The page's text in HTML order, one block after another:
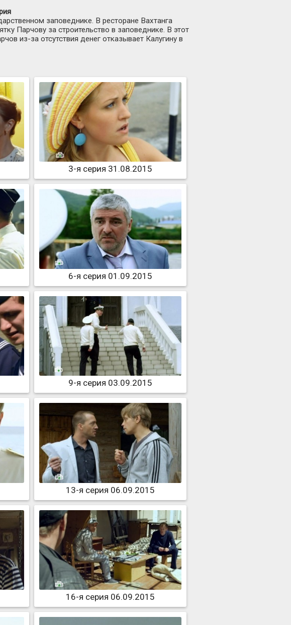
заповеднике. В ресторане Вахтанга
Парчову за строительство в заповеднике. В этот
из-заотсутствия денег отказывает Калугину в
3-я серия 31.08.2015
6-я серия 01.09.2015
9-я серия 03.09.2015
13-я серия 06.09.2015
16-я серия 06.09.2015